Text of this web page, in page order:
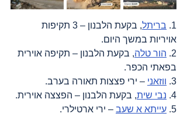
1. בריתל
, בקעת הלבנון – 3 תקיפות
אויריות במשך היום.
2. הור טלה, בקעת הלבנון – תקיפה אוירית
בפאתי הכפר.
3. ווזאני – ירי פצצות תאורה בערב.
4. נבי שית, בקעת הלבנון – הפצצה אוירית.
5. עייתא א שעב – ירי ארטילרי.